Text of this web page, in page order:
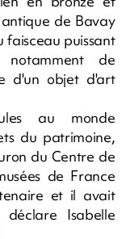
de Bavay
faisceau puissant
de
d'un objet d'art
au monde
du patrimoine,
du Centre de
de France
et il avait
déclare Isabelle